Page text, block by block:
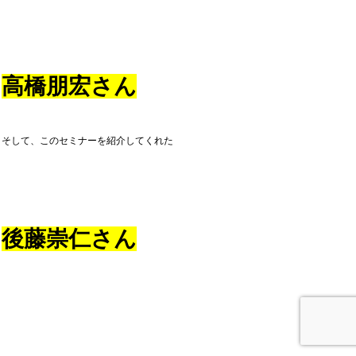
高橋朋宏さん
そして、このセミナーを紹介してくれた
後藤崇仁さん